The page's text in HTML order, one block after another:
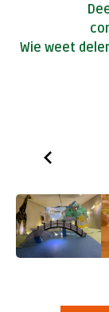
Wie weet